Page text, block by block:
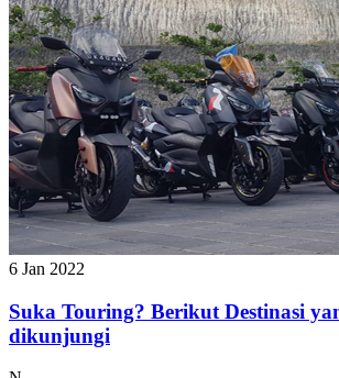
6 Jan 2022
Suka Touring? Berikut Destinasi
dikunjungi